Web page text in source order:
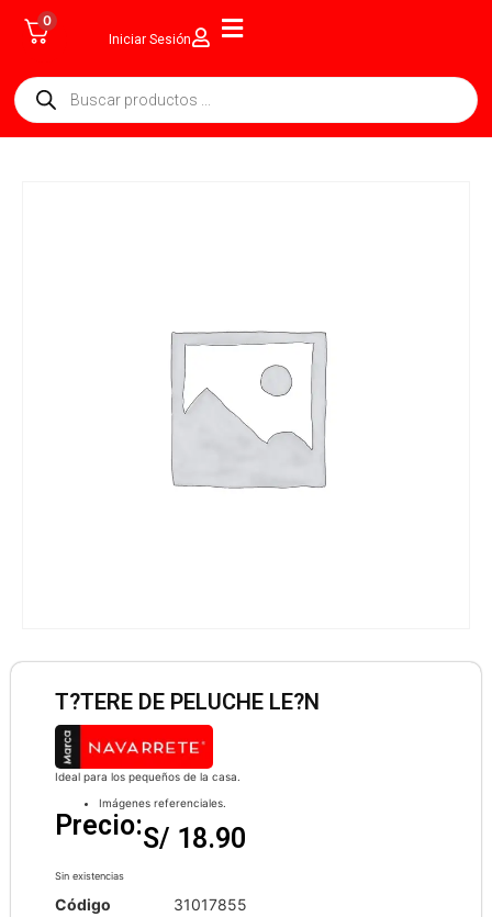
0
Iniciar Sesión
T?TERE DE PELUCHE LE?N
Ideal para los pequeños de la casa.
Imágenes referenciales.
Precio:S/ 18.90
Sin existencias
Código
31017855